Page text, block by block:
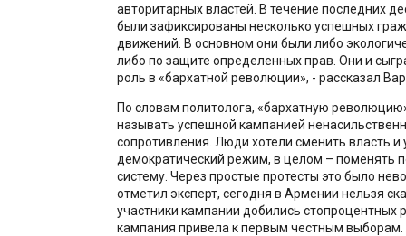
авторитарных властей. В течение последних
были зафиксированы несколько успешных
движений. В основном они были либо
либо по защите определенных прав. Они и
роль в «бархатной революции», - рассказал
По словам политолога, «бархатную
называть успешной кампанией
сопротивления. Люди хотели сменить власть и
демократический режим, в целом – поменять
систему. Через простые протесты это было
отметил эксперт, сегодня в Армении нельзя
участники кампании добились стопроцентных
кампания привела к первым честным выборам.